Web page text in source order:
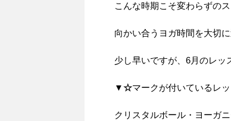
こんな時期こそ変わらずの
向かい合うヨガ時間を大切
少し早いですが、6月のレッ
▼☆マークが付いているレ
クリスタルボール・ヨーガ